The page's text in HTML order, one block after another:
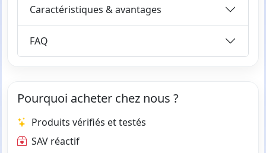
Caractéristiques & avantages
FAQ
Pourquoi acheter chez nous ?
Produits vérifiés et testés
SAV réactif